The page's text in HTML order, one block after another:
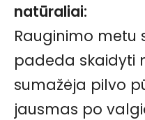
natūraliai:
Rauginimo metu
padeda skaidyti
sumažėja pilvo
jausmas po